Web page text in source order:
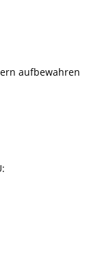
aufbewahren